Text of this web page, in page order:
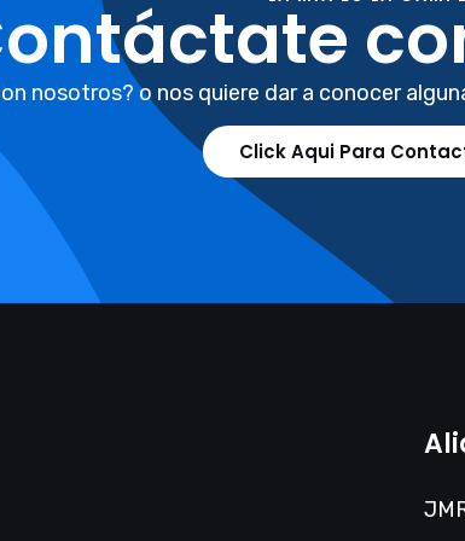
nosotros? o nos quiere dar a conocer
Click Aqui Para